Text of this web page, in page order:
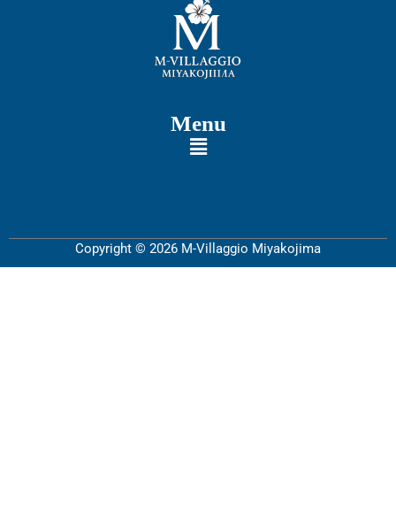
Menu
Copyright © 2026 M-Villaggio Miyakojima